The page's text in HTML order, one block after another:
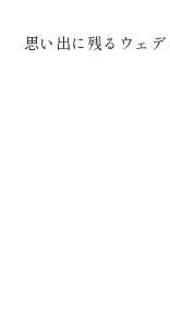
思い出に残るウェ